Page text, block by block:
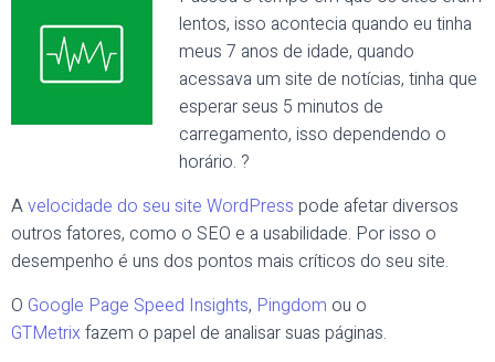
lentos, isso acontecia quando eu tinha
meus 7 anos de idade, quando
acessava um site de notícias, tinha que
esperar seus 5 minutos de
carregamento, isso dependendo o
horário. ?
Avelocidade do seu site WordPress pode afetar diversos
outros fatores, como o SEO e a usabilidade. Por isso o
desempenho é uns dos pontos mais críticos do seu site.
O Google Page Speed Insights, Pingdom ou o
GTMetrixfazem o papel de analisar suas páginas.